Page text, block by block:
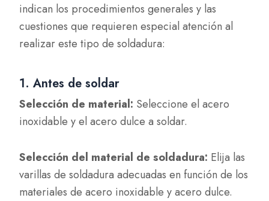
indican los procedimientos generales y las
cuestiones que requieren especial atención al
realizar este tipo de soldadura:
1. Antes de soldar
Selección de material: Seleccione el acero
inoxidable y el acero dulce a soldar.
Selección del material de soldadura: Elija las
varillas de soldadura adecuadas en función de los
materiales de acero inoxidable y acero dulce.